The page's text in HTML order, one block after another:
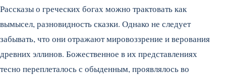
Рассказы о греческих богах можно трактовать как
вымысел, разновидность сказки. Однако не следует
забывать, что они отражают мировоззрение и верования
древних эллинов. Божественное в их представлениях
тесно переплеталось с обыденным, проявлялось во